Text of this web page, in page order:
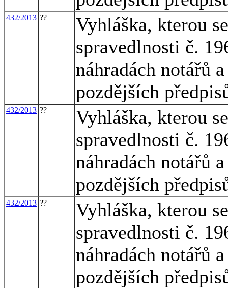
432/2013 ??
Vyhláška, kterou
spravedlnosti č.
náhradách notářů
pozdějších
432/2013 ??
Vyhláška, kterou
spravedlnosti č.
náhradách notářů
pozdějších
432/2013 ??
Vyhláška, kterou
spravedlnosti č.
náhradách notářů
pozdějších